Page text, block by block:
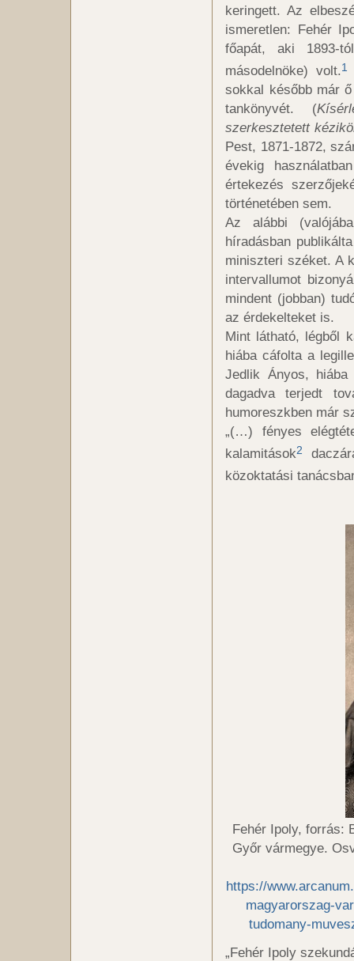
keringett. Az
ismeretlen: Fehér
főapát, aki 1893-
másodelnöke) volt.1
sokkal később már
tankönyvét. (
szerkesztetett
Pest, 1871-1872,
évekig
értekezés
történetében sem.
Az alábbi
híradásban
miniszteri széket. A
intervallumot
mindent (jobban)
az érdekelteket is.
Mint látható, légből
hiába cáfolta a
Jedlik Ányos,
dagadva terjedt
humoreszkben már
„(…) fényes
kalamitások2
közoktatási
Fehér Ipoly, forrás:
Győr vármegye.
https://
magyarorszag-
tudomany-
„Fehér Ipoly